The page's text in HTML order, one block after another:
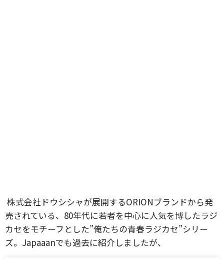
株式会社ドウシシャが展開するORIONブランドから発
売されている、80年代に若者を中心に人気を博したラジ
カセをモチーフとした”俺たちの青春ラジカセ”シリー
ズ。Japaaanでも過去に紹介しましたが、